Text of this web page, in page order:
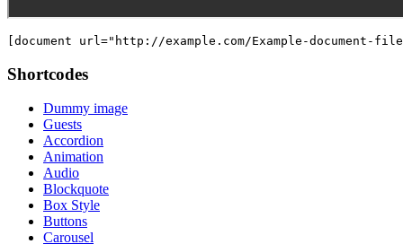
[document url="http://example.com/Example-document-
Shortcodes
Dummy image
Guests
Accordion
Animation
Audio
Blockquote
Box Style
Buttons
Carousel